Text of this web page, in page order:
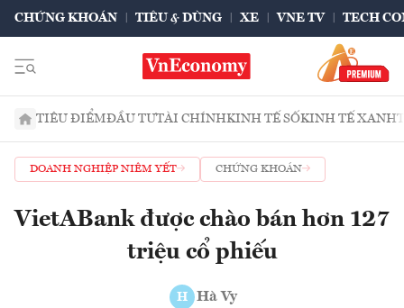
CHỨNG KHOÁN TIÊU & DÙNG XE VNE TV TECH
TIÊU ĐIỂMĐẦU TƯTÀI CHÍNHKINH TẾ SỐKINH TẾ XANH
DOANH NGHIỆP NIÊM YẾT CHỨNG KHOÁN
VietABank được chào bán hơn 127
triệu cổ phiếu
H Hà Vy